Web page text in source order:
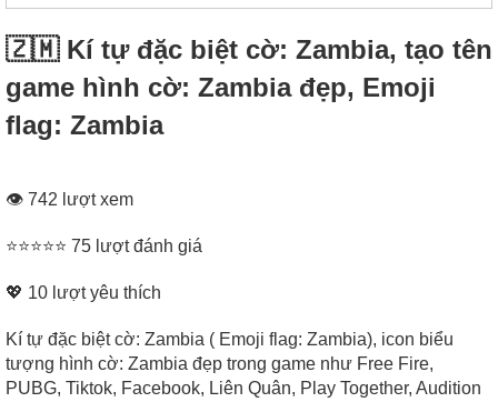
🇿🇲 Kí tự đặc biệt cờ: Zambia, tạo tên
game hình cờ: Zambia đẹp, Emoji
flag: Zambia
👁 742 lượt xem
⭐⭐⭐⭐⭐ 75 lượt đánh giá
💖 10 lượt yêu thích
Kí tự đặc biệt cờ: Zambia ( Emoji flag: Zambia), icon biểu
tượng hình cờ: Zambia đẹp trong game như Free Fire,
PUBG, Tiktok, Facebook, Liên Quân, Play Together, Audition